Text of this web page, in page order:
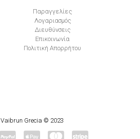
Παραγγελίες
Λογαριασμός
Διευθύνσεις
Επικοινωνία
Πολιτική Απορρήτου
Vaibrun Grecia © 2023